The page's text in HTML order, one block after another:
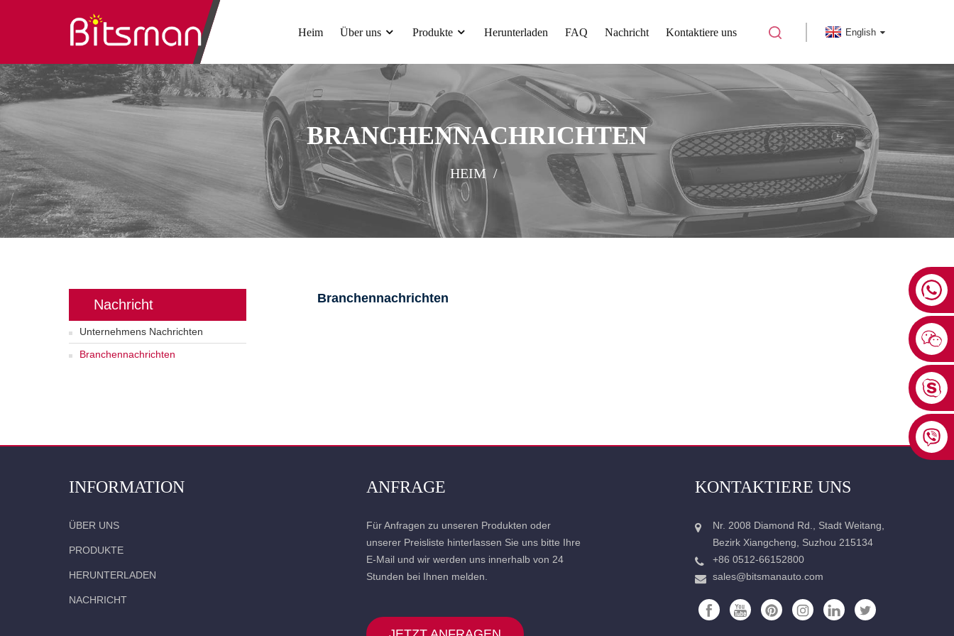
Heim Über uns Produkte Herunterladen FAQ Nachricht Kontaktiere uns English
BRANCHENNACHRICHTEN
HEIM
Nachricht
Unternehmens Nachrichten
Branchennachrichten
Branchennachrichten
INFORMATION
ÜBER UNS
PRODUKTE
HERUNTERLADEN
NACHRICHT
ANFRAGE
Für Anfragen zu unseren Produkten oder
unserer Preisliste hinterlassen Sie uns bitte Ihre
E-Mail und wir werden uns innerhalb von 24
Stunden bei Ihnen melden.
KONTAKTIERE UNS
Nr. 2008 Diamond Rd., Stadt Weitang,
Bezirk Xiangcheng, Suzhou 215134
+86 0512-66152800
sales@bitsmanauto.com